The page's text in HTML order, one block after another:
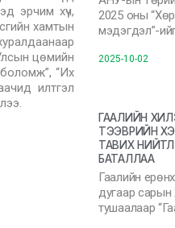
эрчим хүч,
хамтын
цөмийн
“Их
илтгэл
2025 оны
мэдэгдэл”-
2025-10-02
ГААЛИЙН
ТЭЭВРИЙН
ТАВИХ
БАТАЛЛАА
Гаалийн
дугаар
тушаалаар